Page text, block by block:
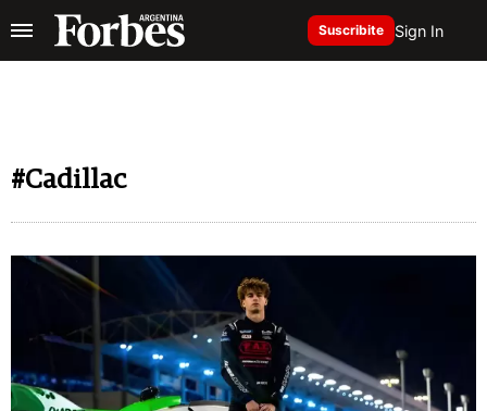
Suscribite Sign In
#Cadillac